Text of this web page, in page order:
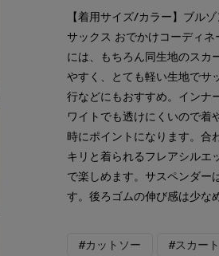
【着用サイズ/カラー】ブル
サックス おでかけコーディ
には、もちろん同生地のス
やすく、とても軽い生地でサ
行などにもおすすめ。インナ
ワイトでも透けにくいので着
時にポイントになります。合
キリと着られるフレアシルエ
で楽しめます。サスペンダー
す。後ろゴムの伸び感は少な
#カットソー #スカート